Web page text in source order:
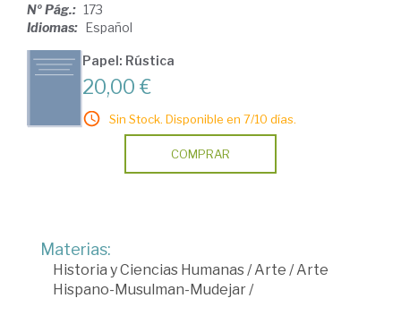
Nº Pág.: 173
Idiomas: Español
Papel: Rústica
20,00 €
Sin Stock. Disponible en 7/10 días.
COMPRAR
Materias:
Historia y Ciencias Humanas/Arte /Arte
Hispano-Musulman-Mudejar/